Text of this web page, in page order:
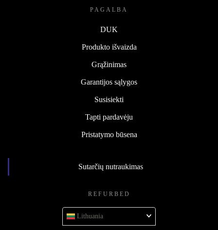
PAGALBA
DUK
Produkto išvaizda
Grąžinimas
Garantijos sąlygos
Susisiekti
Tapti pardavėju
Pristatymo būsena
Sutarčių nutraukimas
REFURBED
Lithuania